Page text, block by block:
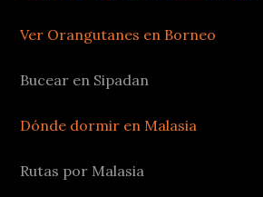
Ver Orangutanes en Borneo
Bucear en Sipadan
Dónde dormir en Malasia
Rutas por Malasia